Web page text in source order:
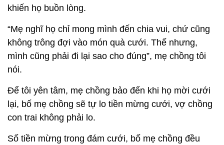
khiến họ buồn lòng.
“Mẹ nghĩ họ chỉ mong mình đến chia vui, chứ cũng
không trông đợi vào món quà cưới. Thế nhưng,
mình cũng phải đi lại sao cho đúng”, mẹ chồng tôi
nói.
Để tôi yên tâm, mẹ chồng bảo đến khi họ mời cưới
lại, bố mẹ chồng sẽ tự lo tiền mừng cưới, vợ chồng
con trai không phải lo.
Số tiền mừng trong đám cưới, bố mẹ chồng đều